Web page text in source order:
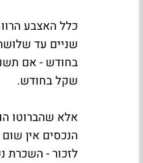
שקל בחודש.
אלא שהברוטו
הנכסים אין
לזכור - השכרת